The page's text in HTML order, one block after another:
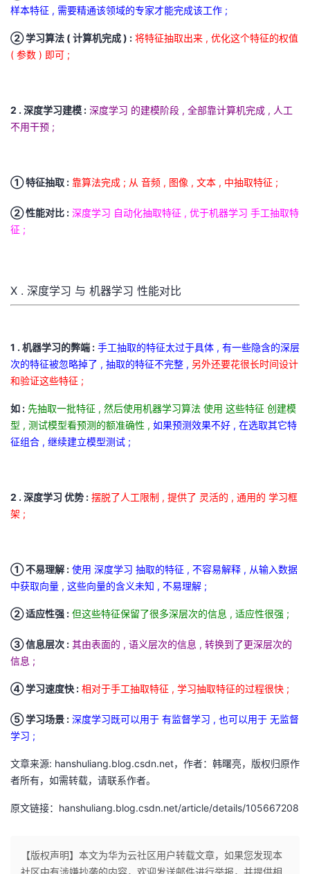
样本特征 , 需要精通该领域的专家才能完成该工作 ;
② 学习算法 ( 计算机完成 ) : 将特征抽取出来 , 优化这个特征的权值
( 参数 ) 即可 ;
2 . 深度学习建模 : 深度学习 的建模阶段 , 全部靠计算机完成 , 人工
不用干预 ;
① 特征抽取 : 靠算法完成 ; 从 音频 , 图像 , 文本 , 中抽取特征 ;
② 性能对比 : 深度学习 自动化抽取特征 , 优于机器学习 手工抽取特
征 ;
X . 深度学习 与 机器学习 性能对比
1 . 机器学习的弊端 : 手工抽取的特征太过于具体 , 有一些隐含的深层
次的特征被忽略掉了 , 抽取的特征不完整 , 另外还要花很长时间设计
和验证这些特征 ;
如 : 先抽取一批特征 , 然后使用机器学习算法 使用 这些特征 创建模
型 , 测试模型看预测的额准确性 , 如果预测效果不好 , 在选取其它特
征组合 , 继续建立模型测试 ;
2 . 深度学习 优势 : 摆脱了人工限制 , 提供了 灵活的 , 通用的 学习框
架 ;
① 不易理解 : 使用 深度学习 抽取的特征 , 不容易解释 , 从输入数据
中获取向量 , 这些向量的含义未知 , 不易理解 ;
② 适应性强 : 但这些特征保留了很多深层次的信息 , 适应性很强 ;
③ 信息层次 : 其由表面的 , 语义层次的信息 , 转换到了更深层次的
信息 ;
④ 学习速度快 : 相对于手工抽取特征 , 学习抽取特征的过程很快 ;
⑤ 学习场景 : 深度学习既可以用于 有监督学习 , 也可以用于 无监督
学习 ;
文章来源: hanshuliang.blog.csdn.net，作者：韩曙亮，版权归原作
者所有，如需转载，请联系作者。
原文链接：hanshuliang.blog.csdn.net/article/details/105667208
【版权声明】本文为华为云社区用户转载文章，如果您发现本
社区中有涉嫌抄袭的内容，欢迎发送邮件进行举报，并提供相